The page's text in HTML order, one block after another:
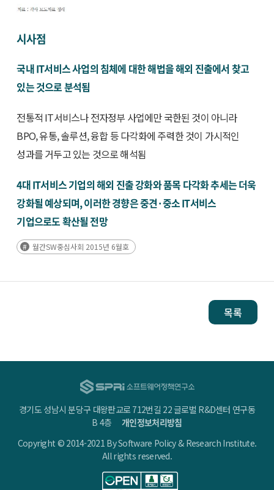
시사점
국내 IT서비스 사업의 침체에 대한 해법을 해외 진출에서 찾고
있는 것으로 분석됨
전통적 IT서비스나 전자정부 사업에만 국한된 것이 아니라
BPO, 유통, 솔루션, 융합 등 다각화에 주력한 것이 가시적인
성과를 거두고 있는 것으로 해석됨
4대 IT서비스 기업의 해외 진출 강화와 품목 다각화 추세는 더욱
강화될 예상되며, 이러한 경향은 중견·중소 IT서비스
기업으로도 확산될 전망
월간SW중심사회 2015년 6월호
목록
경기도 성남시 분당구 대왕판교로 712번길 22 글로벌 R&D센터 연구동
B 4층개인정보처리방침
Copyright © 2014-2021 By Software Policy & Research Institute.
All rights reserved.